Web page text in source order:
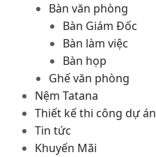
Bàn văn phòng
Bàn Giám Đốc
Bàn làm việc
Bàn họp
Ghế văn phòng
Nệm Tatana
Thiết kế thi công dự án
Tin tức
Khuyến Mãi